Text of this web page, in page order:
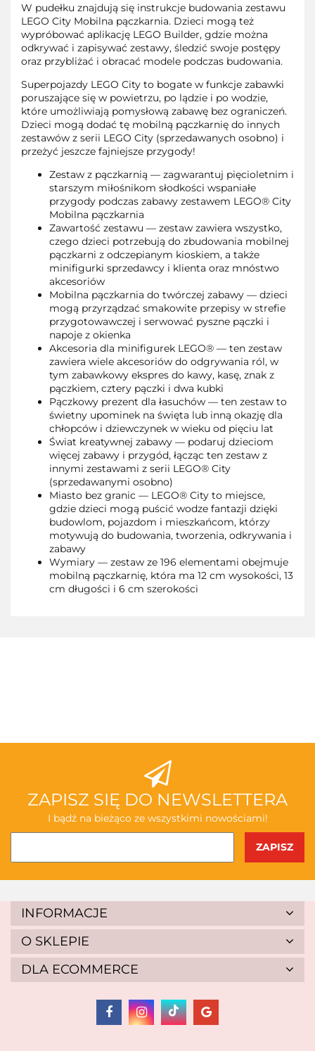
W pudełku znajdują się instrukcje budowania zestawu
LEGO City Mobilna pączkarnia. Dzieci mogą też
wypróbować aplikację LEGO Builder, gdzie można
odkrywać i zapisywać zestawy, śledzić swoje postępy
oraz przybliżać i obracać modele podczas budowania.
Superpojazdy LEGO City to bogate w funkcje zabawki
poruszające się w powietrzu, po lądzie i po wodzie,
które umożliwiają pomysłową zabawę bez ograniczeń.
Dzieci mogą dodać tę mobilną pączkarnię do innych
zestawów z serii LEGO City (sprzedawanych osobno) i
przeżyć jeszcze fajniejsze przygody!
Zestaw z pączkarnią — zagwarantuj pięcioletnim i
starszym miłośnikom słodkości wspaniałe
przygody podczas zabawy zestawem LEGO® City
Mobilna pączkarnia
Zawartość zestawu — zestaw zawiera wszystko,
czego dzieci potrzebują do zbudowania mobilnej
pączkarni z odczepianym kioskiem, a także
minifigurki sprzedawcy i klienta oraz mnóstwo
akcesoriów
Mobilna pączkarnia do twórczej zabawy — dzieci
mogą przyrządzać smakowite przepisy w strefie
przygotowawczej i serwować pyszne pączki i
napoje z okienka
Akcesoria dla minifigurek LEGO® — ten zestaw
zawiera wiele akcesoriów do odgrywania ról, w
tym zabawkowy ekspres do kawy, kasę, znak z
pączkiem, cztery pączki i dwa kubki
Pączkowy prezent dla łasuchów — ten zestaw to
świetny upominek na święta lub inną okazję dla
chłopców i dziewczynek w wieku od pięciu lat
Świat kreatywnej zabawy — podaruj dzieciom
więcej zabawy i przygód, łącząc ten zestaw z
innymi zestawami z serii LEGO® City
(sprzedawanymi osobno)
Miasto bez granic — LEGO® City to miejsce,
gdzie dzieci mogą puścić wodze fantazji dzięki
budowlom, pojazdom i mieszkańcom, którzy
motywują do budowania, tworzenia, odkrywania i
zabawy
Wymiary — zestaw ze 196 elementami obejmuje
mobilną pączkarnię, która ma 12 cm wysokości, 13
cm długości i 6 cm szerokości
ABAKUS
AKSJOMAT
ALBIS
ZAPISZ SIĘ DO NEWSLETTERA
I bądź na bieżąco ze wszystkimi nowościami!
INFORMACJE
O SKLEPIE
DLA ECOMMERCE